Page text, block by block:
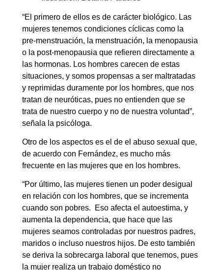
“El primero de ellos es de carácter biológico. Las
mujeres tenemos condiciones cíclicas como la
pre-menstruación, la menstruación, la menopausia
o la post-menopausia que refieren directamente a
las hormonas. Los hombres carecen de estas
situaciones, y somos propensas a ser maltratadas
y reprimidas duramente por los hombres, que nos
tratan de neuróticas, pues no entienden que se
trata de nuestro cuerpo y no de nuestra voluntad”,
señala la psicóloga.
Otro de los aspectos es el de el abuso sexual que,
de acuerdo con Fernández, es mucho más
frecuente en las mujeres que en los hombres.
“Por último, las mujeres tienen un poder desigual
en relación con los hombres, que se incrementa
cuando son pobres. Eso afecta el autoestima, y
aumenta la dependencia, que hace que las
mujeres seamos controladas por nuestros padres,
maridos o incluso nuestros hijos. De esto también
se deriva la sobrecarga laboral que tenemos, pues
la mujer realiza un trabajo doméstico no